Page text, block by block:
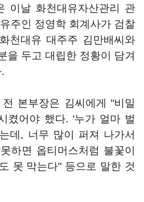
이날 화천대유자산관리 관
주인 정영학 회계사가 검찰
천대유 대주주 김만배씨와
을 두고 대립한 정황이 담겨
본부장은 김씨에게 "비밀
켰어야 했다. '누가 얼마 벌
데, 너무 많이 퍼져 나가서
하면 옵티머스처럼 불꽃이
못 막는다" 등으로 말한 것